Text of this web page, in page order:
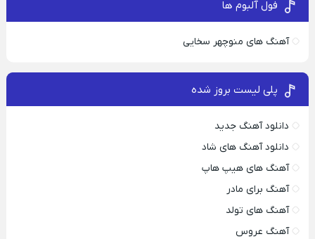
فول آلبوم ها
آهنگ های منوچهر سخایی
پلی لیست بروز شده
دانلود آهنگ جدید
دانلود آهنگ های شاد
آهنگ های هیپ هاپ
آهنگ برای مادر
آهنگ های تولد
آهنگ عروس